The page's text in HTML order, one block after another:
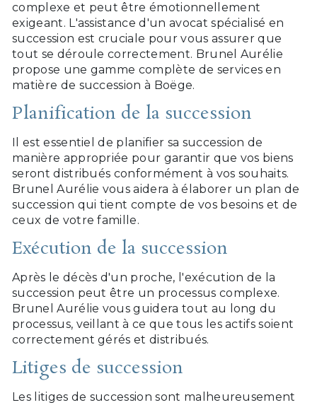
complexe et peut être émotionnellement
exigeant. L'assistance d'un avocat spécialisé en
succession est cruciale pour vous assurer que
tout se déroule correctement. Brunel Aurélie
propose une gamme complète de services en
matière de succession à Boëge.
Planification de la succession
Il est essentiel de planifier sa succession de
manière appropriée pour garantir que vos biens
seront distribués conformément à vos souhaits.
Brunel Aurélie vous aidera à élaborer un plan de
succession qui tient compte de vos besoins et de
ceux de votre famille.
Exécution de la succession
Après le décès d'un proche, l'exécution de la
succession peut être un processus complexe.
Brunel Aurélie vous guidera tout au long du
processus, veillant à ce que tous les actifs soient
correctement gérés et distribués.
Litiges de succession
Les litiges de succession sont malheureusement